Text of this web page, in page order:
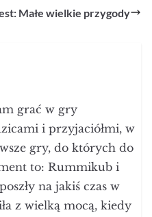
Małe wielkie przygody
grać w gry
i przyjaciółmi, w
gry, do których do
to: Rummikub i
na jakiś czas w
z wielką mocą, kiedy